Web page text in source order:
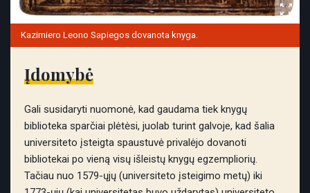
Kazimiero Leono Sapiegos dovanota knyga.
Įdomybė
Gali susidaryti nuomonė, kad gaudama tiek knygų
biblioteka sparčiai plėtėsi, juolab turint galvoje, kad šalia
universiteto įsteigta spaustuvė privalėjo dovanoti
bibliotekai po vieną visų išleistų knygų egzempliorių.
Tačiau nuo 1579-ųjų (universiteto įsteigimo metų) iki